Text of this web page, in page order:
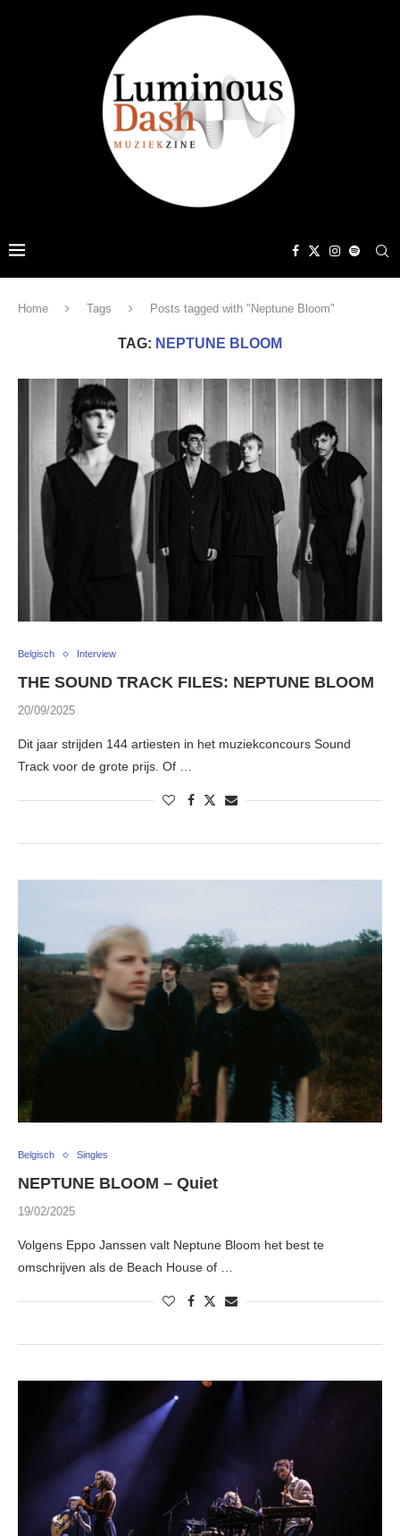
Home Tags Posts tagged with "Neptune Bloom"
TAG: NEPTUNE BLOOM
Belgisch Interview
THE SOUND TRACK FILES: NEPTUNE BLOOM
20/09/2025
Dit jaar strijden 144 artiesten in het muziekconcours Sound
Track voor de grote prijs. Of …
Belgisch Singles
NEPTUNE BLOOM – Quiet
19/02/2025
Volgens Eppo Janssen valt Neptune Bloom het best te
omschrijven als de Beach House of …